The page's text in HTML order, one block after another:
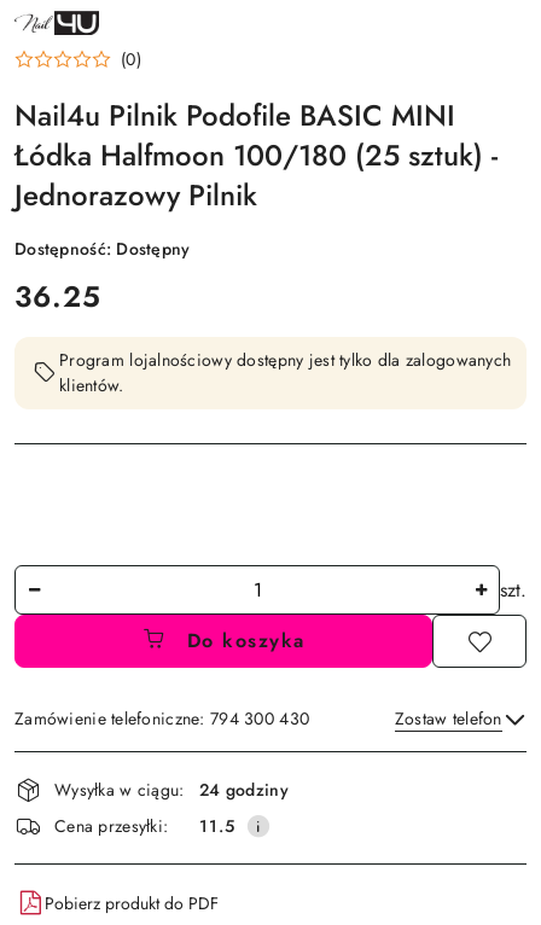
NAZWA
PRODUCENTA:
NAIL4U
(0)
Nail4u Pilnik Podofile BASIC MINI
Łódka Halfmoon 100/180 (25 sztuk) -
Jednorazowy Pilnik
Dostępność: Dostępny
cena:
36.25
Program lojalnościowy dostępny jest tylko dla zalogowanych
klientów.
Ilość
szt.
Do koszyka
Zamówienie telefoniczne: 794 300 430 Zostaw telefon
Wyślij
Dostępność
i
dostawa
Wysyłka w ciągu:
24 godziny
Cena przesyłki:
11.5
Pobierz produkt do PDF